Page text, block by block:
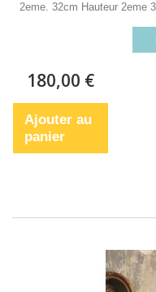
2eme. 32cm Hauteur 2eme
180,00 €
Ajouter au
panier